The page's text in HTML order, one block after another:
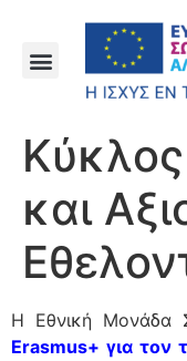
και
Η Εθνική Μονάδα
Erasmus+ για τον